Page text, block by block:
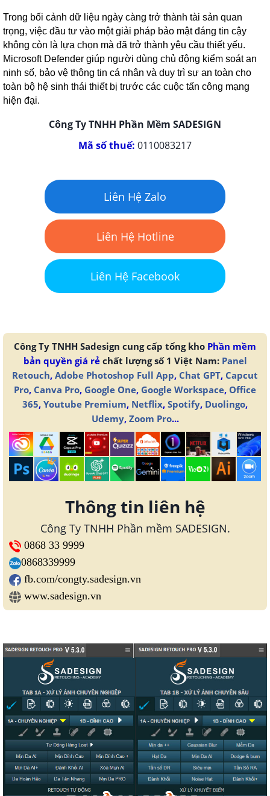
Trong bối cảnh dữ liệu ngày càng trở thành tài sản quan
trọng, việc đầu tư vào một giải pháp bảo mật đáng tin cậy
không còn là lựa chọn mà đã trở thành yêu cầu thiết yếu.
Microsoft Defender giúp người dùng chủ động kiểm soát an
ninh số, bảo vệ thông tin cá nhân và duy trì sự an toàn cho
toàn bộ hệ sinh thái thiết bị trước các cuộc tấn công mạng
hiện đại.
Công Ty TNHH Phần Mềm SADESIGN
Mã số thuế: 0110083217
Liên Hệ Zalo
Liên Hệ Hotline
Liên Hệ Facebook
Công Ty TNHH Sadesign cung cấp tổng kho Phần mềm
bản quyền giá rẻchất lượng số 1 Việt Nam: Panel
Retouch, Adobe Photoshop Full App, Chat GPT, Capcut
Pro, Canva Pro, Google One, Google Workspace, Office
365, Youtube Premium, Netflix, Spotify, Duolingo,
Udemy, Zoom Pro...
Thông tin liên hệ
Công Ty TNHH Phần mềm SADESIGN.
0868 33 9999
0868339999
fb.com/congty.sadesign.vn
www.sadesign.vn